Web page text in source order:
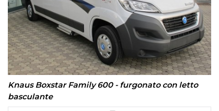
Knaus Boxstar Family 600 - furgonato con letto
basculante